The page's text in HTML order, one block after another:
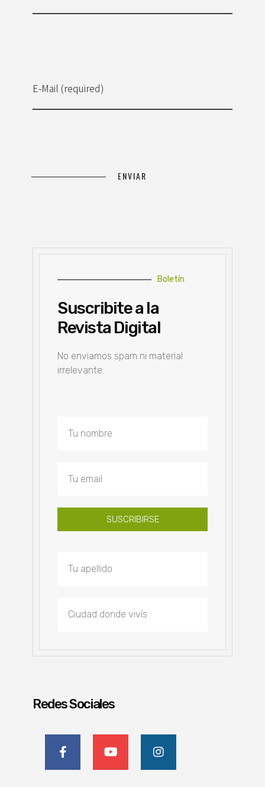
E-Mail (required)
Boletín
Suscribite a la
Revista Digital
No enviamos spam ni material
irrelevante.
SUSCRIBIRSE
Redes Sociales